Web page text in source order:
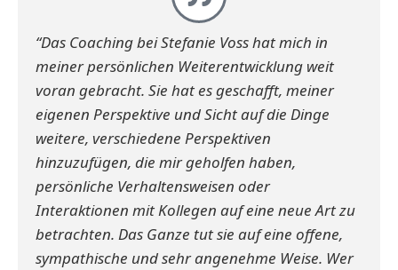
“Das Coaching bei Stefanie Voss hat mich in
meiner persönlichen Weiterentwicklung weit
voran gebracht. Sie hat es geschafft, meiner
eigenen Perspektive und Sicht auf die Dinge
weitere, verschiedene Perspektiven
hinzuzufügen, die mir geholfen haben,
persönliche Verhaltensweisen oder
Interaktionen mit Kollegen auf eine neue Art zu
betrachten. Das Ganze tut sie auf eine offene,
sympathische und sehr angenehme Weise. Wer